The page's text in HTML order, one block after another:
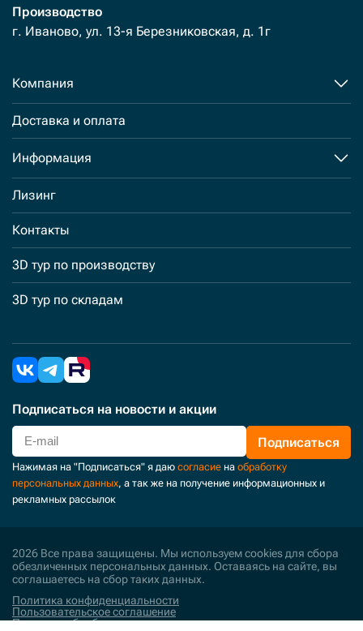
Производство
г. Иваново, ул. 13-я Березниковская, д. 1г
Компания
Доставка и оплата
Информация
Лизинг
Контакты
3D тур по производству
3D тур по складам
Подписаться на новости и акции
Подписаться
Нажимая на "Подписаться" я даю согласие на обработку
персональных данных, а так же на получение информационных и
рекламных рассылок
2026 Все права защищены. Мы используем cookies для сбора
обезличенных персональных данных. Оставаясь на сайте, вы
соглашаетесь на сбор таких данных.
Политика конфиденциальности
Пользовательское соглашение
Политика обработки персональных данных